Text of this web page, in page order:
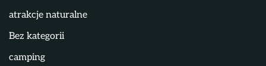
atrakcje naturalne
Bez kategorii
camping